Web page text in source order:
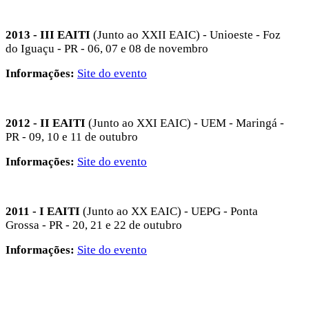
2013 - III EAITI (Junto ao XXII EAIC) - Unioeste - Foz
do Iguaçu - PR - 06, 07 e 08 de novembro
Informações: Site do evento
2012 - II EAITI (Junto ao XXI EAIC) - UEM - Maringá -
PR - 09, 10 e 11 de outubro
Informações: Site do evento
2011 - I EAITI (Junto ao XX EAIC) - UEPG - Ponta
Grossa - PR - 20, 21 e 22 de outubro
Informações: Site do evento